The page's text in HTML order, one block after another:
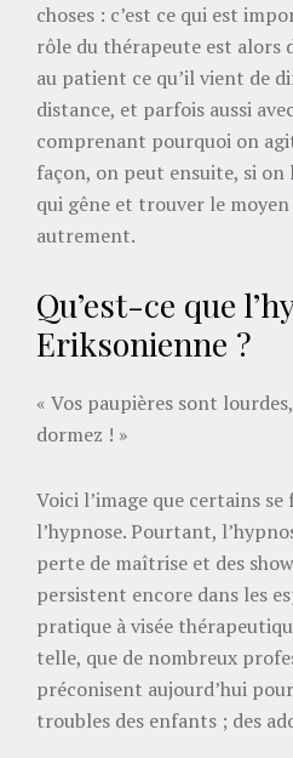
choses : c’est ce qui est
rôle du thérapeute est alors
au patient ce qu’il vient de
distance, et parfois aussi
comprenant pourquoi on
façon, on peut ensuite, si on
qui gêne et trouver le
autrement.
Qu’est-ce que
Eriksonienne ?
« Vos paupières sont
dormez ! »
Voici l’image que certains
l’hypnose. Pourtant,
perte de maîtrise et des
persistent encore dans les
pratique à visée
telle, que de nombreux
préconisent aujourd’hui
troubles des enfants ; des